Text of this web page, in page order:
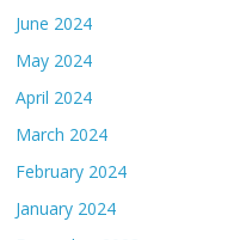
June 2024
May 2024
April 2024
March 2024
February 2024
January 2024